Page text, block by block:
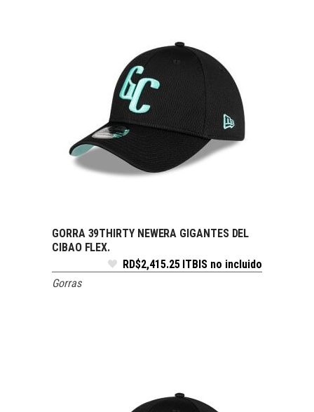
SELECCIONAR OPCIONES
GORRA 39THIRTY NEWERA GIGANTES DEL
CIBAO FLEX.
RD$2,415.25 ITBIS no incluido
Gorras